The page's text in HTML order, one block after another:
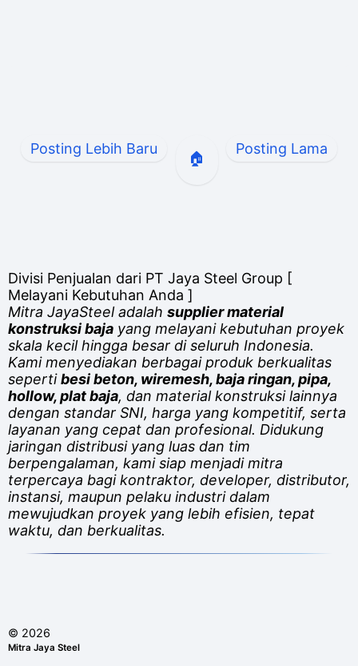
Posting Lebih Baru Posting Lama
🏠
Divisi Penjualan dari PT Jaya Steel Group [
Melayani Kebutuhan Anda ]
Mitra JayaSteel adalah supplier material
konstruksi baja yang melayani kebutuhan proyek
skala kecil hingga besar di seluruh Indonesia.
Kami menyediakan berbagai produk berkualitas
sepertibesi beton, wiremesh, baja ringan, pipa,
hollow, plat baja, dan material konstruksi lainnya
dengan standar SNI, harga yang kompetitif, serta
layanan yang cepat dan profesional. Didukung
jaringan distribusi yang luas dan tim
berpengalaman, kami siap menjadi mitra
terpercaya bagi kontraktor, developer, distributor,
instansi, maupun pelaku industri dalam
mewujudkan proyek yang lebih efisien, tepat
waktu, dan berkualitas.
© 2026
Mitra Jaya Steel